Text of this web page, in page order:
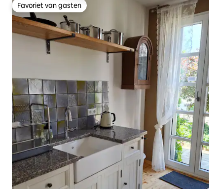
Favoriet van gasten
Favoriet van gasten